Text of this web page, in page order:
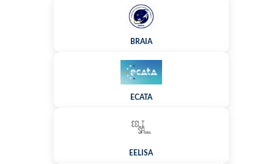
BRAIA
ECATA
EELISA